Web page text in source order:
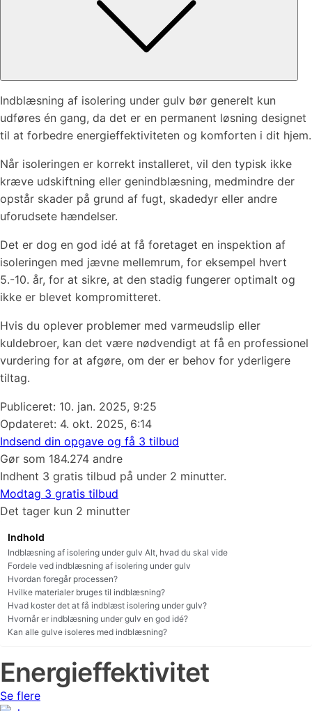
Indblæsning af isolering under gulv bør generelt kun
udføres én gang, da det er en permanent løsning designet
til at forbedre energieffektiviteten og komforten i dit hjem.
Når isoleringen er korrekt installeret, vil den typisk ikke
kræve udskiftning eller genindblæsning, medmindre der
opstår skader på grund af fugt, skadedyr eller andre
uforudsete hændelser.
Det er dog en god idé at få foretaget en inspektion af
isoleringen med jævne mellemrum, for eksempel hvert
5.-10. år, for at sikre, at den stadig fungerer optimalt og
ikke er blevet kompromitteret.
Hvis du oplever problemer med varmeudslip eller
kuldebroer, kan det være nødvendigt at få en professionel
vurdering for at afgøre, om der er behov for yderligere
tiltag.
Publiceret: 10. jan. 2025, 9:25
Opdateret: 4. okt. 2025, 6:14
Indsend din opgave og få 3 tilbud
Gør som 184.274 andre
Indhent 3 gratis tilbud på under 2 minutter.
Modtag 3 gratis tilbud
Det tager kun 2 minutter
Indhold
Indblæsning af isolering under gulv Alt, hvad du skal vide
Fordele ved indblæsning af isolering under gulv
Hvordan foregår processen?
Hvilke materialer bruges til indblæsning?
Hvad koster det at få indblæst isolering under gulv?
Hvornår er indblæsning under gulv en god idé?
Kan alle gulve isoleres med indblæsning?
Energieffektivitet
Se flere